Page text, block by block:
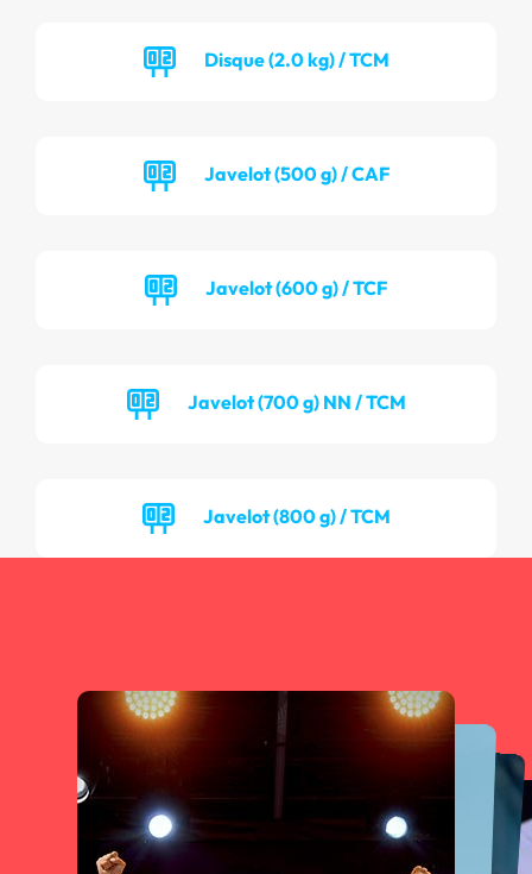
Disque (2.0 kg) / TCM
Javelot (500 g) / CAF
Javelot (600 g) / TCF
Javelot (700 g) NN / TCM
Javelot (800 g) / TCM